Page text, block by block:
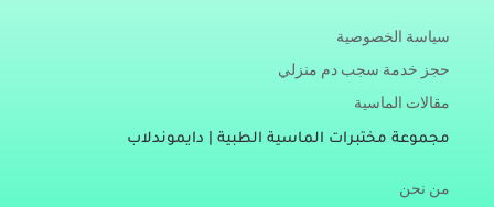
b
o
o
k
-
f
e
d
i
n
g
r
a
m
سياسة الخصوصية
حجز خدمة سجب دم منزلي
مقالات الماسية
مجموعة مختبرات الماسية الطبية | دايموندلاب
من نحن